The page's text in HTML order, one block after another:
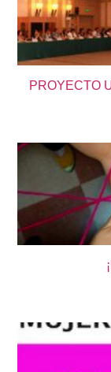
PROYECTO